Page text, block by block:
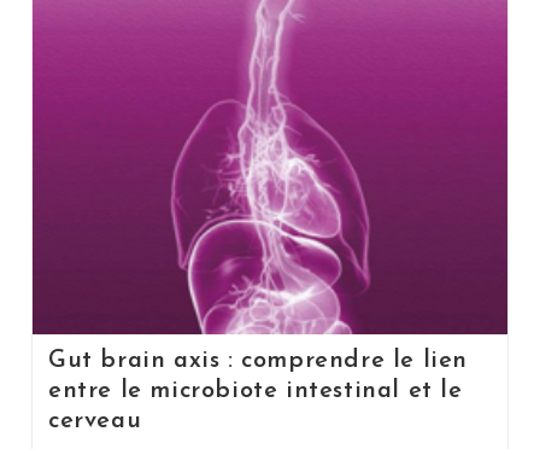
Gut brain axis : comprendre le lien
entre le microbiote intestinal et le
cerveau